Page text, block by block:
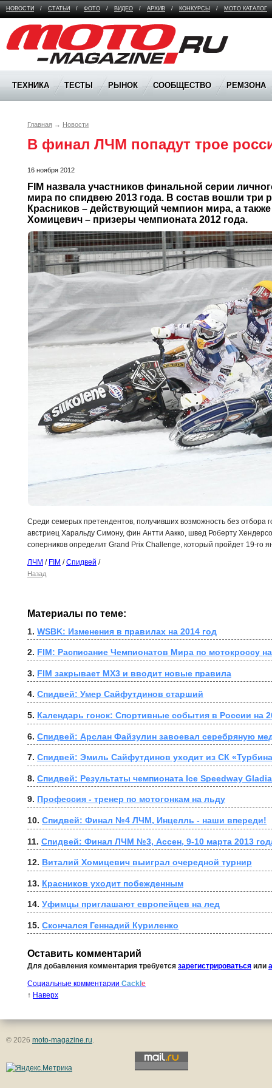
НОВОСТИ / СТАТЬИ / ФОТО / ВИДЕО / АРХИВ / КОНКУРСЫ / МОТО КАТАЛОГ
Moto Magazine
ТЕХНИКА ТЕСТЫ РЫНОК СООБЩЕСТВО РЕМЗОНА
Главная → Новости
В финал ЛЧМ попадут трое
16 ноября 2012
FIM назвала участников финальной серии
мира по спидвею 2013 года. В состав вошли три
Красников – действующий чемпион мира, а
Хомицевич – призеры чемпионата 2012 года.
Среди семерых претендентов, получивших возможность без отбора
австриец Харальду Симону, фин Антти Аакко, швед Роберту
соперников определит Grand Prix Challenge, который пройдет 19-го
ЛЧМ / FIM /Спидвей /
Назад
Материалы по теме:
1. WSBK: Изменения в правилах на 2014 год
2. FIM: Расписание Чемпионатов Мира по мотокроссу
3. FIM закрывает MX3 и вводит новые правила
4. Спидвей: Умер Сайфутдинов старший
5. Календарь гонок: Спортивные события в России на
6. Спидвей: Арслан Файзулин завоевал серебряную
7. Спидвей: Эмиль Сайфутдинов уходит из СК
8. Спидвей: Результаты чемпионата Ice Speedway
9. Профессия - тренер по мотогонкам на льду
10. Спидвей: Финал №4 ЛЧМ, Инцелль - наши впереди!
11. Спидвей: Финал ЛЧМ №3, Ассен, 9-10 марта 2013
12. Виталий Хомицевич выиграл очередной турнир
13. Красников уходит побежденным
14. Уфимцы приглашают европейцев на лед
15. Скончался Геннадий Куриленко
Оставить комментарий
Для добавления комментария требуется зарегистрироваться или
Социальные комментарии Cackle
↑ Наверх
© 2026 moto-magazine.ru